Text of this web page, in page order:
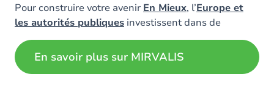
Pour construire votre avenir En Mieux, l’Europe et
les autorités publiques investissent dans de
nombreux projets !
En savoir plus sur MIRVALIS